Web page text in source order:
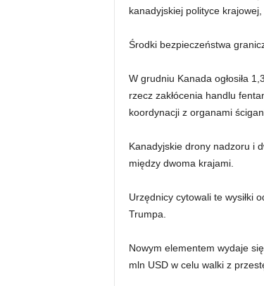
kanadyjskiej polityce
Środki bezpieczeństwa
W grudniu Kanada ogłosiła
rzecz zakłócenia handlu
koordynacji z organami
Kanadyjskie drony nadzoru i
między dwoma krajami.
Urzędnicy cytowali te wysiłki
Trumpa.
Nowym elementem wydaje
mln USD w celu walki z